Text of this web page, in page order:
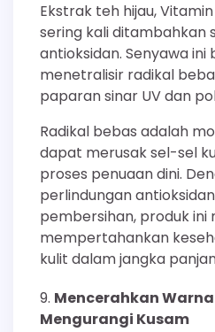
Ekstrak teh hijau,
sering kali ditambahkan
antioksidan. Senyawa ini
menetralisir radikal
paparan sinar UV dan
Radikal bebas adalah
dapat merusak sel-sel
proses penuaan dini.
perlindungan
pembersihan, produk
mempertahankan
kulit dalam jangka
Mencerahkan
Mengurangi Kusam